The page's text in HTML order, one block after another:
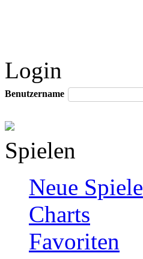
Login
Benutzername
Spielen
Neue Spiele
Charts
Favoriten